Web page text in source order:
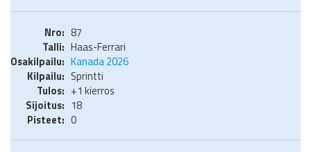
87
Haas-Ferrari
Kanada 2026
Sprintti
+1 kierros
18
0